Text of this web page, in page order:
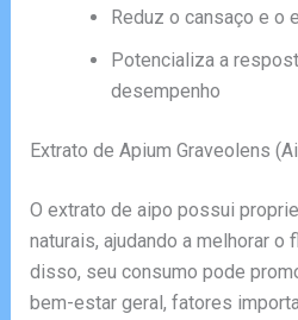
Reduz o cansaço e o
Potencializa a
desempenho
Extrato de Apium Graveolens
O extrato de aipo possui
naturais, ajudando a melhorar o
disso, seu consumo pode
bem-estar geral, fatores